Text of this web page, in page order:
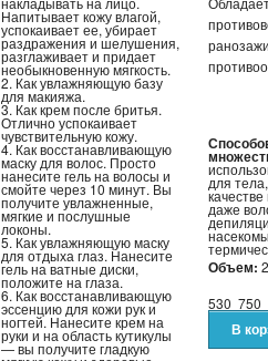
Напитывает кожу влагой,
успокаивает ее, убирает
раздражения и шелушения,
разглаживает и придает
необыкновенную мягкость.
2. Как увлажняющую базу
для макияжа.
3. Как крем после бритья.
Отлично успокаивает
чувствительную кожу.
4. Как восстанавливающую
маску для волос. Просто
нанесите гель на волосы и
смойте через 10 минут. Вы
получите увлажненные,
мягкие и послушные
локоны.
5. Как увлажняющую маску
для отдыха глаз. Нанесите
гель на ватные диски,
положите на глаза.
6. Как восстанавливающую
эссенцию для кожи рук и
ногтей. Нанесите крем на
руки и на область кутикулы
— вы получите гладкую
для
даже
Объем:
530 750